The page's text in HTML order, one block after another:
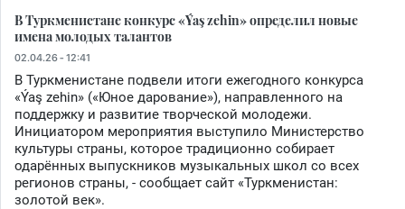
В Туркменистане конкурс «Ýaş zehin» определил новые
имена молодых талантов
02.04.26 - 12:41
В Туркменистане подвели итоги ежегодного конкурса
«Ýaş zehin» («Юное дарование»), направленного на
поддержку и развитие творческой молодежи.
Инициатором мероприятия выступило Министерство
культуры страны, которое традиционно собирает
одарённых выпускников музыкальных школ со всех
регионов страны, - сообщает сайт «Туркменистан:
золотой век».